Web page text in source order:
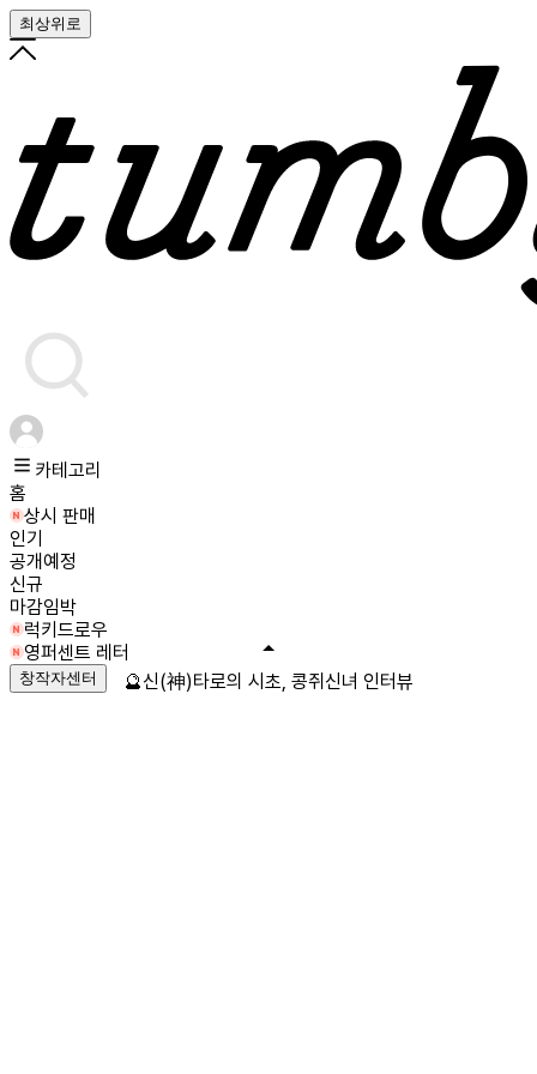
최상위로
카테고리
홈
상시 판매
인기
공개예정
신규
마감임박
럭키드로우
영퍼센트 레터
창작자센터 🔮신(神)타로의 시초, 콩쥐신녀 인터뷰